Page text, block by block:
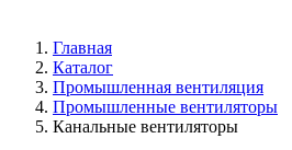
Главная
Каталог
Промышленная вентиляция
Промышленные вентиляторы
Канальные вентиляторы